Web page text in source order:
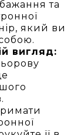
та
який ви
вигляд: